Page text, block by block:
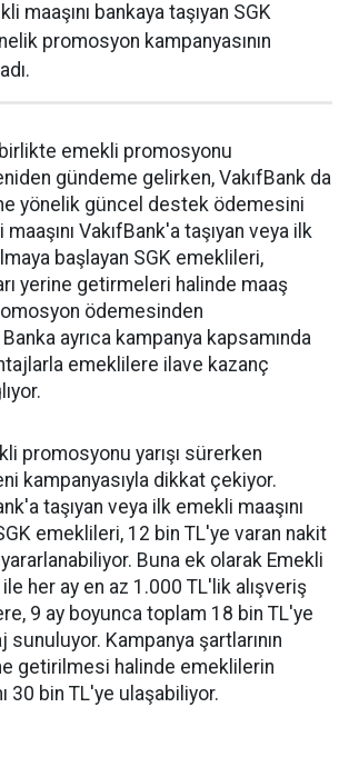
maaşını bankaya taşıyan SGK
promosyon kampanyasının
emekli promosyonu
gündeme gelirken, VakıfBank da
yönelik güncel destek ödemesini
VakıfBank'a taşıyan veya ilk
başlayan SGK emeklileri,
yerine getirmeleri halinde maaş
ödemesinden
ayrıca kampanya kapsamında
emeklilere ilave kazanç
promosyonu yarışı sürerken
kampanyasıyla dikkat çekiyor.
taşıyan veya ilk emekli maaşını
emeklileri, 12 bin TL'ye varan nakit
Buna ek olarak Emekli
her ay en az 1.000 TL'lik alışveriş
9 ay boyunca toplam 18 bin TL'ye
sunuluyor. Kampanya şartlarının
getirilmesi halinde emeklilerin
30 bin TL'ye ulaşabiliyor.